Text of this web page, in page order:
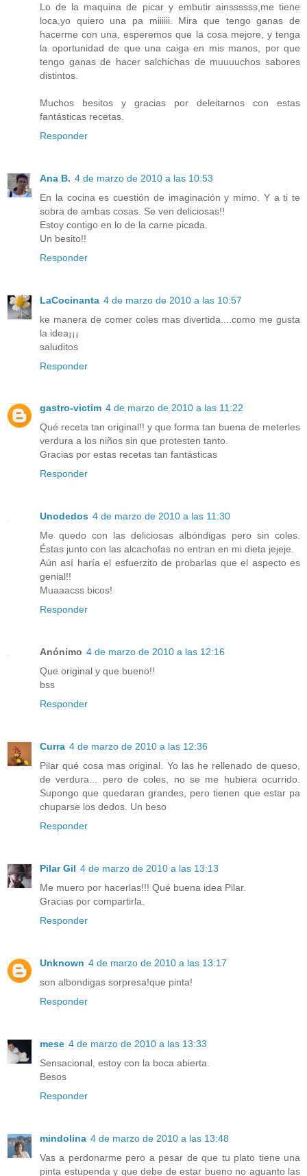
Lo de la maquina de picar y embutir ainssssss,me tiene
loca,yo quiero una pa miiiiii. Mira que tengo ganas de
hacerme con una, esperemos que la cosa mejore, y tenga
la oportunidad de que una caiga en mis manos, por que
tengo ganas de hacer salchichas de muuuuchos sabores
distintos.
Muchos besitos y gracias por deleitarnos con estas
fantásticas recetas.
Responder
Ana B. 4 de marzo de 2010 a las 10:53
En la cocina es cuestión de imaginación y mimo. Y a ti te
sobra de ambas cosas. Se ven deliciosas!!
Estoy contigo en lo de la carne picada.
Un besito!!
Responder
LaCocinanta 4 de marzo de 2010 a las 10:57
ke manera de comer coles mas divertida....como me gusta
la idea¡¡¡
saluditos
Responder
gastro-victim 4 de marzo de 2010 a las 11:22
Qué receta tan original!! y que forma tan buena de meterles
verdura a los niños sin que protesten tanto.
Gracias por estas recetas tan fantásticas
Responder
Unodedos 4 de marzo de 2010 a las 11:30
Me quedo con las deliciosas albóndigas pero sin coles.
Éstas junto con las alcachofas no entran en mi dieta jejeje.
Aún así haría el esfuerzito de probarlas que el aspecto es
genial!!
Muaaacss bicos!
Responder
Anónimo 4 de marzo de 2010 a las 12:16
Que original y que bueno!!
bss
Responder
Curra 4 de marzo de 2010 a las 12:36
Pilar qué cosa mas original. Yo las he rellenado de queso,
de verdura... pero de coles, no se me hubiera ocurrido.
Supongo que quedaran grandes, pero tienen que estar pa
chuparse los dedos. Un beso
Responder
Pilar Gil 4 de marzo de 2010 a las 13:13
Me muero por hacerlas!!! Qué buena idea Pilar.
Gracias por compartirla.
Responder
Unknown 4 de marzo de 2010 a las 13:17
son albondigas sorpresa!que pinta!
Responder
mese 4 de marzo de 2010 a las 13:33
Sensacional, estoy con la boca abierta.
Besos
Responder
mindolina 4 de marzo de 2010 a las 13:48
Vas a perdonarme pero a pesar de que tu plato tiene una
pinta estupenda y que debe de estar bueno no aguanto las